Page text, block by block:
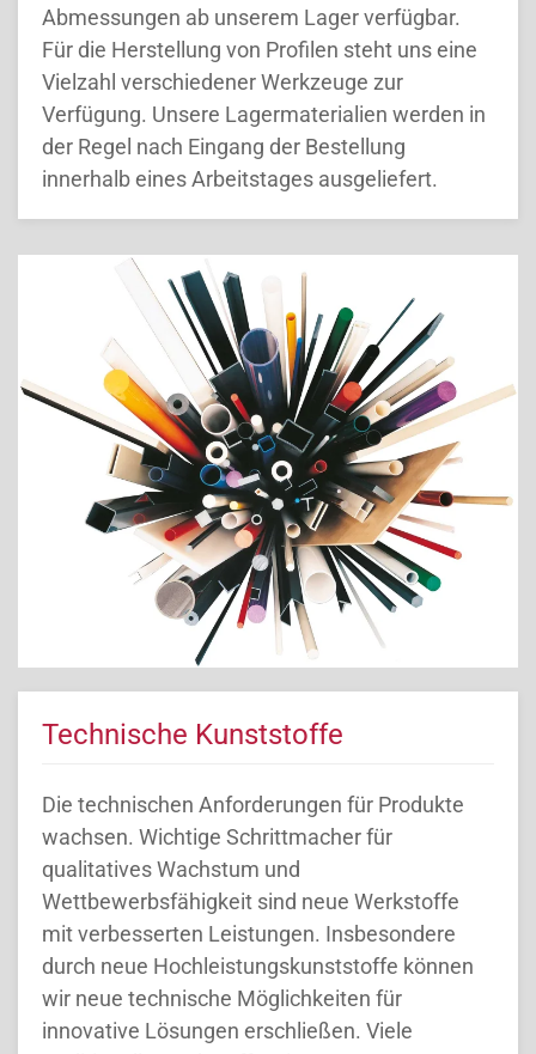
Abmessungen ab unserem Lager verfügbar.
Für die Herstellung von Profilen steht uns eine
Vielzahl verschiedener Werkzeuge zur
Verfügung. Unsere Lagermaterialien werden in
der Regel nach Eingang der Bestellung
innerhalb eines Arbeitstages ausgeliefert.
Technische Kunststoffe
Die technischen Anforderungen für Produkte
wachsen. Wichtige Schrittmacher für
qualitatives Wachstum und
Wettbewerbsfähigkeit sind neue Werkstoffe
mit verbesserten Leistungen. Insbesondere
durch neue Hochleistungskunststoffe können
wir neue technische Möglichkeiten für
innovative Lösungen erschließen. Viele